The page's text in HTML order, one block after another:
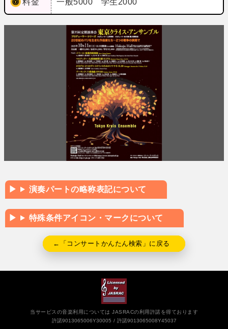
料金 一般5000 学生2000
演奏パートの略称表記について
特殊条件アイコン・マークについて
←「コンサートかんたん検索」に戻る
当サービスの音楽利用については JASRACの利用許諾を得ております
許諾9013065006Y30005
許諾9013065008Y45037